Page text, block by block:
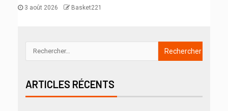
3 août 2026 Basket221
ARTICLES RÉCENTS